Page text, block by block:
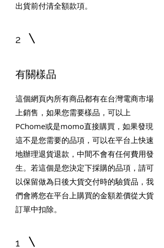
出貨前付清全額款項。
2
有關樣品
這個網頁內所有商品都有在台灣電商市場
上銷售，如果您需要樣品，可以上
PChome或是momo直接購買，如果發現
這不是您需要的品項，可以在平台上快速
地辦理退貨退款，中間不會有任何費用發
生。若這個是您決定下採購的品項，請可
以保留做為日後大貨交付時的驗貨品，我
們會將您在平台上購買的金額差價從大貨
訂單中扣除。
1